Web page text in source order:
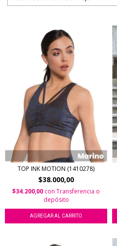
TOP INK MOTION (1410278)
$38.000,00
$34.200,00 con Transferencia o
depósito
AGREGAR AL CARRITO